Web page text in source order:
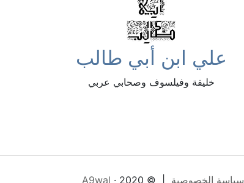
علي ابن أبي طالب
خليفة وفيلسوف وصحابي عربي
سياسة الخصوصية | © 2020 ·
A9wal